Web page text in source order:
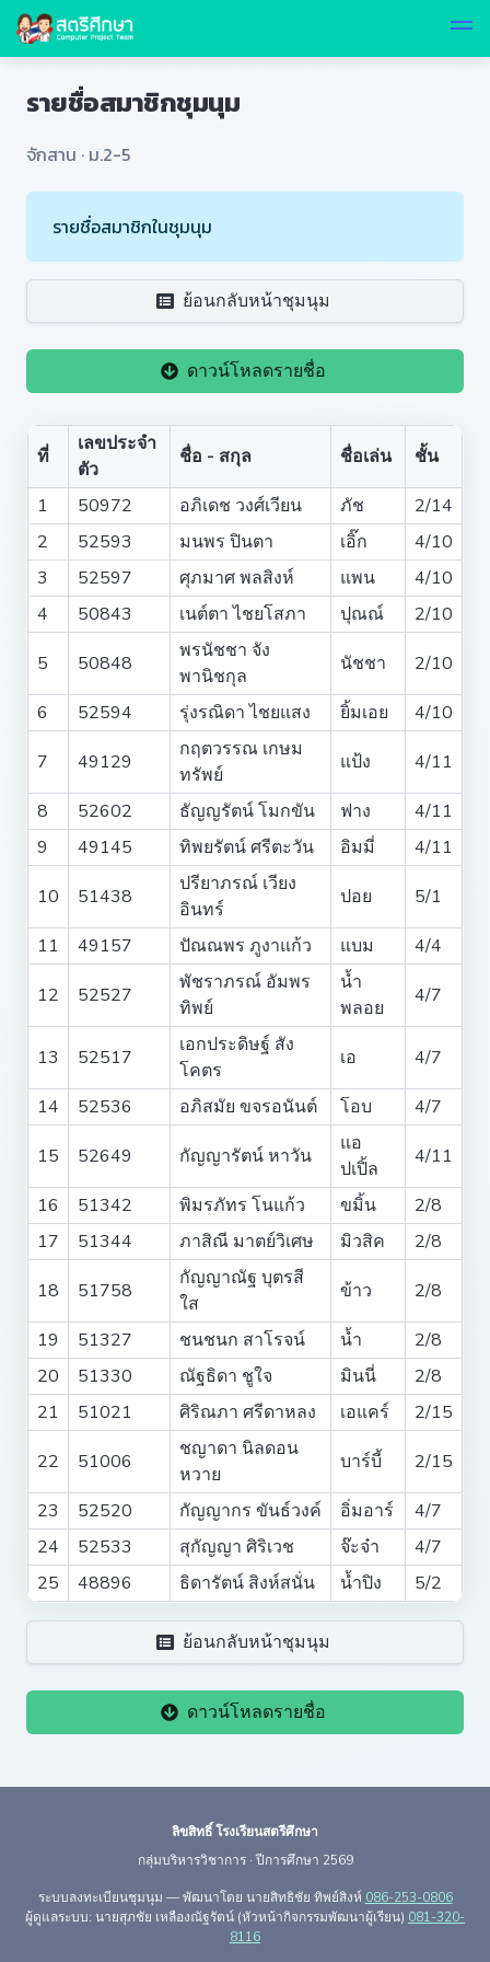
รายชื่อสมาชิกชุมนุม
จักสาน · ม.2-5
รายชื่อสมาชิกในชุมนุม
ย้อนกลับหน้าชุมนุม
ดาวน์โหลดรายชื่อ
ที่
เลขประจำ
ตัว
ชื่อ - สกุล ชื่อเล่น ชั้น
1 50972 อภิเดช วงศ์เวียน ภัช
2/14
2
52593 มนพร ปินตา เอิ๊ก
4/10
3
52597 ศุภมาศ พลสิงห์ แพน
4/10
4
50843 เนต์ตา ไชยโสภา ปุณณ์ 2/10
5 50848
พรนัชชา จัง
พานิชกุล
นัชชา 2/10
6 52594 รุ่งรณิดา ไชยแสง ยิ้มเอย 4/10
7 49129
กฤตวรรณ เกษม
ทรัพย์
แป้ง 4/11
8 52602 ธัญญรัตน์ โมกขัน ฟาง
4/11
9
49145 ทิพยรัตน์ ศรีตะวัน อิมมี่ 4/11
10 51438
ปรียาภรณ์ เวียง
อินทร์
ปอย 5/1
11 49157 ปัณณพร ภูงาแก้ว แบม 4/4
12 52527
พัชราภรณ์ อัมพร
ทิพย์
น้ำ
พลอย
4/7
13 52517
เอกประดิษฐ์ สัง
โคตร
เอ 4/7
14 52536 อภิสมัย ขจรอนันต์ โอบ 4/7
15 52649 กัญญารัตน์ หาวัน
แอ
ปเปิ้ล
4/11
16 51342 พิมรภัทร โนแก้ว ขมิ้น
2/8
17
51344 ภาสิณี มาตย์วิเศษ มิวสิค 2/8
18 51758
กัญญาณัฐ บุตรสี
ใส
ข้าว 2/8
19 51327 ชนชนก สาโรจน์ น้ำ
2/8
20
51330 ณัฐธิดา ชูใจ มินนี่
2/8
21
51021 ศิริณภา ศรีดาหลง เอแคร์ 2/15
22 51006
ชญาดา นิลดอน
หวาย
บาร์บี้ 2/15
23 52520 กัญญากร ขันธ์วงค์ อิ่มอาร์
4/7
24
52533 สุกัญญา ศิริเวช จ๊ะจ๋า
4/7
25
48896 ธิดารัตน์ สิงห์สนั่น น้ำปิง 5/2
ย้อนกลับหน้าชุมนุม
ดาวน์โหลดรายชื่อ
ลิขสิทธิ์ โรงเรียนสตรีศึกษา
กลุ่มบริหารวิชาการ · ปีการศึกษา 2569
ระบบลงทะเบียนชุมนุม — พัฒนาโดย นายสิทธิชัย ทิพย์สิงห์ 086-253-0806
ผู้ดูแลระบบ: นายสุภชัย เหลืองณัฐรัตน์ (หัวหน้ากิจกรรมพัฒนาผู้เรียน) 081-320-
8116